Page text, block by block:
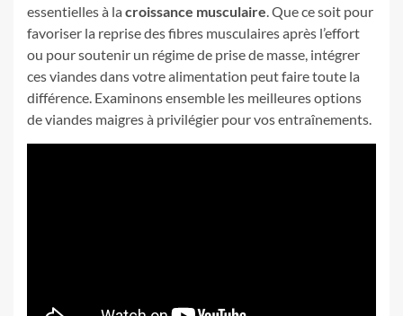
essentielles à la croissance musculaire. Que ce soit pour
favoriser la reprise des fibres musculaires après l’effort
ou pour soutenir un régime de prise de masse, intégrer
ces viandes dans votre alimentation peut faire toute la
différence. Examinons ensemble les meilleures options
de viandes maigres à privilégier pour vos entraînements.